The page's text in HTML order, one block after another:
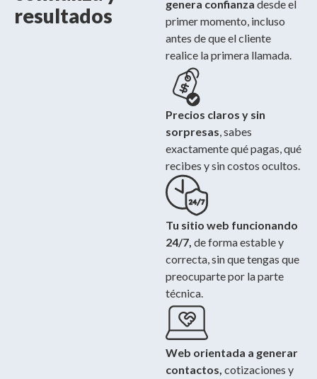
resultados
genera confianza desde el
primer momento, incluso
antes de que el cliente
realice la primera llamada.
Precios claros y sin
sorpresas, sabes
exactamente qué pagas, qué
recibes y sin costos ocultos.
Tu sitio web funcionando
24/7, de forma estable y
correcta, sin que tengas que
preocuparte por la parte
técnica.
Web orientada a generar
contactos, cotizaciones y